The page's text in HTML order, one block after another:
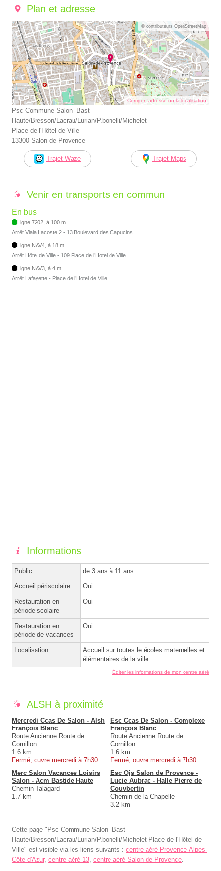
Plan et adresse
© contributeurs OpenStreetMap
Corriger l’adresse ou la localisation
Psc Commune Salon -Bast
Haute/Bresson/Lacrau/Lurian/P.bonelli/Michelet
Place de l'Hôtel de Ville
13300 Salon-de-Provence
Trajet Waze Trajet Maps
Venir en transports en commun
En bus
Ligne 7202, à 100 m
Arrêt Viala Lacoste 2 - 13 Boulevard des Capucins
Ligne NAV4, à 18 m
Arrêt Hôtel de Ville - 109 Place de l’Hotel de Ville
Ligne NAV3, à 4 m
Arrêt Lafayette - Place de l’Hotel de Ville
Informations
Public de 3 ans à 11 ans
Accueil périscolaire Oui
Restauration en
période scolaire
Oui
Restauration en
période de vacances
Oui
Localisation
Accueil sur toutes le écoles maternelles et
élémentaires de la ville.
Éditer les informations de mon centre aéré
ALSH à proximité
Mercredi Ccas De Salon - Alsh
François Blanc
Route Ancienne Route de
Cornillon
1.6 km
Fermé, ouvre mercredi à 7h30
Esc Ccas De Salon - Complexe
François Blanc
Route Ancienne Route de
Cornillon
1.6 km
Fermé, ouvre mercredi à 7h30
Merc Salon Vacances Loisirs
Salon - Acm Bastide Haute
Chemin Talagard
1.7 km
Esc Ojs Salon de Provence -
Lucie Aubrac - Halle Pierre de
Couvbertin
Chemin de la Chapelle
3.2 km
Cette page "Psc Commune Salon -Bast
Haute/Bresson/Lacrau/Lurian/P.bonelli/Michelet Place de l'Hôtel de
Ville" est visible via les liens suivants : centre aéré Provence-Alpes-
Côte d'Azur, centre aéré 13, centre aéré Salon-de-Provence.